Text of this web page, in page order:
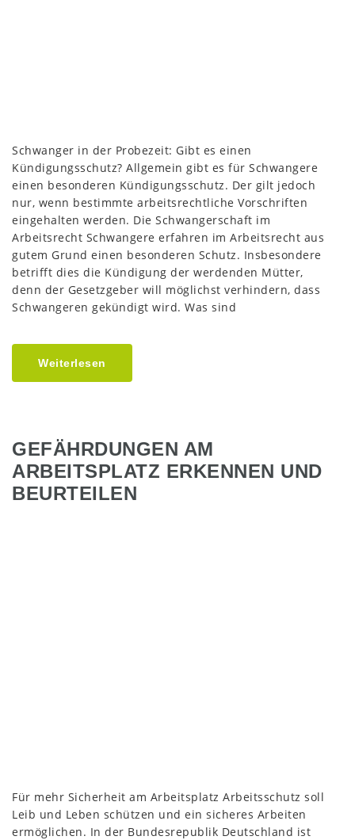
Schwanger in der Probezeit: Gibt es einen
Kündigungsschutz? Allgemein gibt es für Schwangere
einen besonderen Kündigungsschutz. Der gilt jedoch
nur, wenn bestimmte arbeitsrechtliche Vorschriften
eingehalten werden. Die Schwangerschaft im
Arbeitsrecht Schwangere erfahren im Arbeitsrecht aus
gutem Grund einen besonderen Schutz. Insbesondere
betrifft dies die Kündigung der werdenden Mütter,
denn der Gesetzgeber will möglichst verhindern, dass
Schwangeren gekündigt wird. Was sind
Weiterlesen
GEFÄHRDUNGEN AM
ARBEITSPLATZ ERKENNEN UND
BEURTEILEN
Für mehr Sicherheit am Arbeitsplatz Arbeitsschutz soll
Leib und Leben schützen und ein sicheres Arbeiten
ermöglichen. In der Bundesrepublik Deutschland ist